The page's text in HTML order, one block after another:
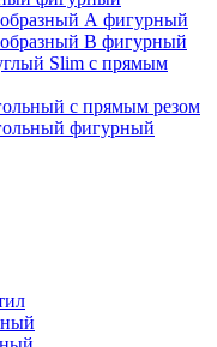
А фигурный
В фигурный
Slim с прямым
с прямым резом
фигурный